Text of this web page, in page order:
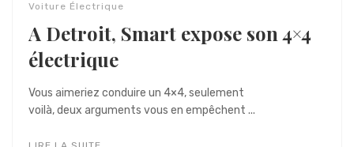
Voiture Électrique
A Detroit, Smart expose son 4×4
électrique
Vous aimeriez conduire un 4×4, seulement
voilà, deux arguments vous en empêchent ...